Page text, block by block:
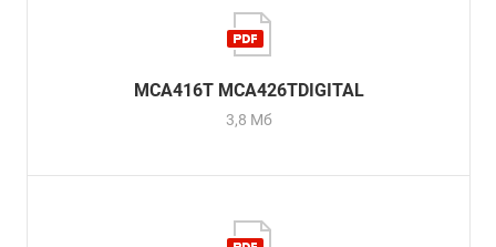
MCA416T MCA426TDIGITAL
3,8 Мб